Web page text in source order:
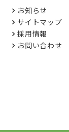
お知らせ
サイトマップ
採用情報
お問い合わせ